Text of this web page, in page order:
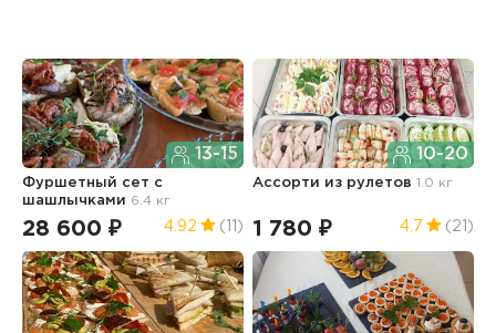
13-15
Фуршетный сет с
шашлычками 6.4 кг
28 600 ₽ 4.92 (11)
10-20
Ассорти из рулетов1.0 кг
1 780 ₽ 4.7 (21)